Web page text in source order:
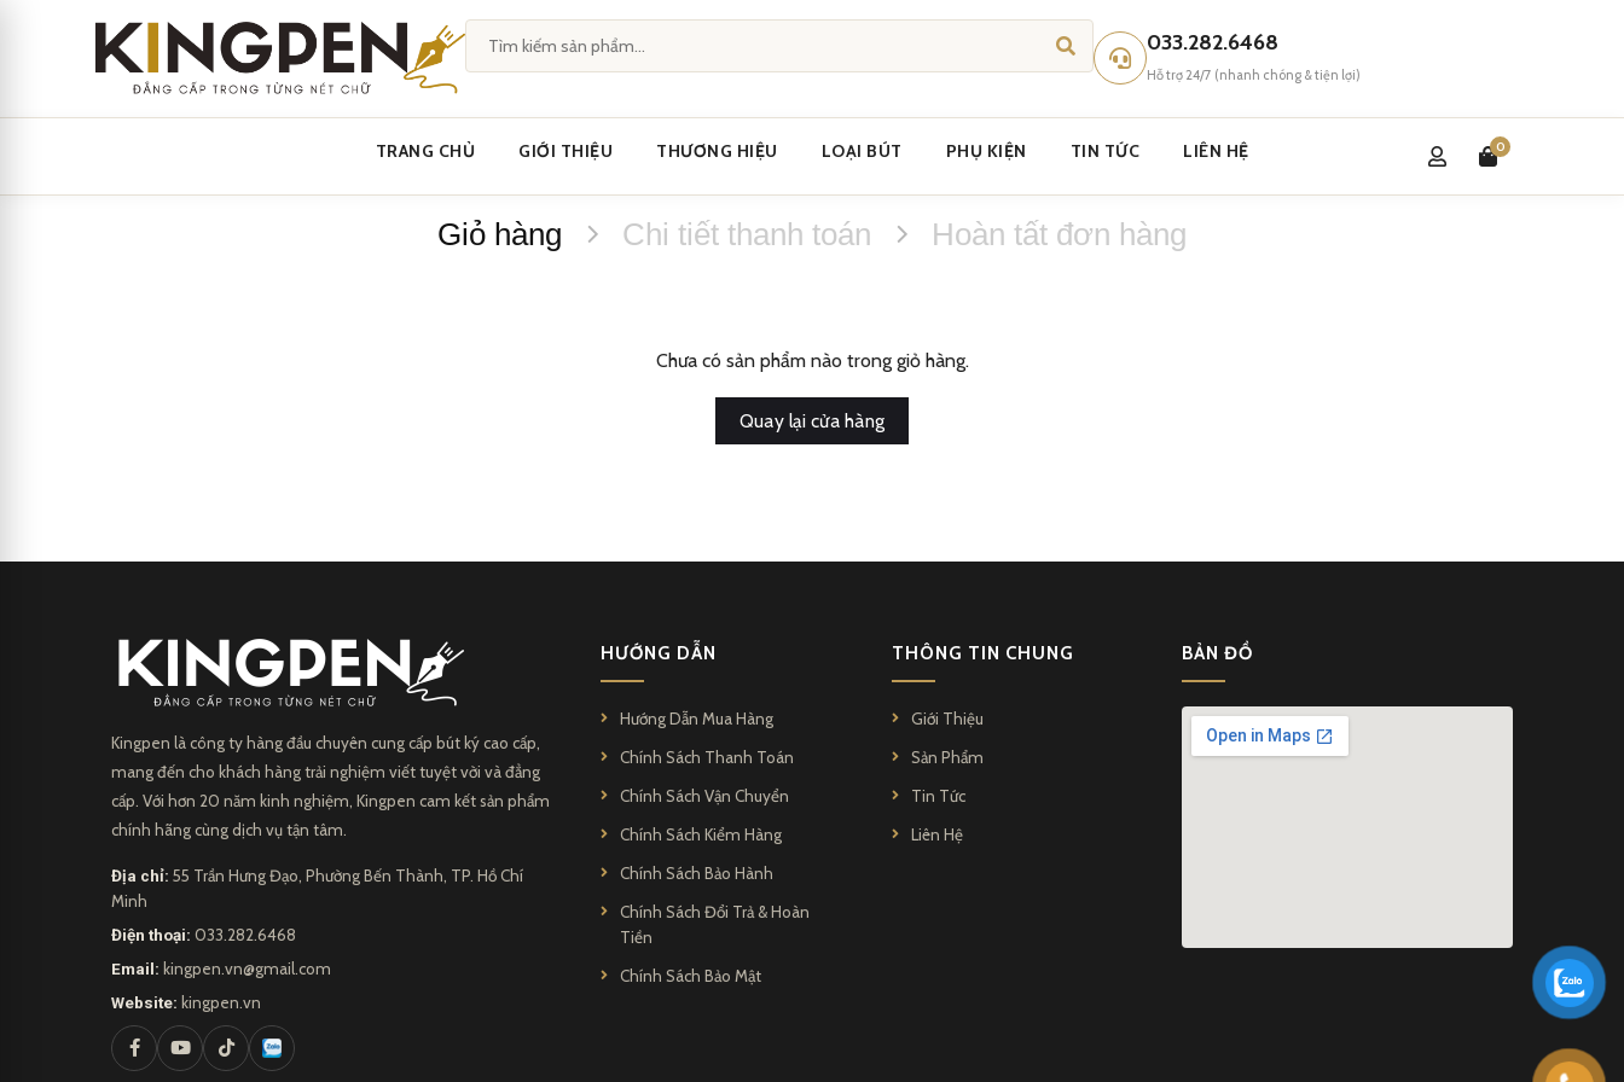
033.282.6468
Hỗ trợ 24/7 (nhanh chóng & tiện lợi)
TRANG CHỦ GIỚI THIỆU THƯƠNG HIỆU LOẠI BÚT PHỤ KIỆN TIN TỨC LIÊN HỆ 0
Giỏ hàng Chi tiết thanh toán Hoàn tất đơn hàng
Chưa có sản phẩm nào trong giỏ hàng.
Quay lại cửa hàng
Kingpen là công ty hàng đầu chuyên cung cấp bút ký cao cấp,
mang đến cho khách hàng trải nghiệm viết tuyệt vời và đẳng
cấp. Với hơn 20 năm kinh nghiệm, Kingpen cam kết sản phẩm
chính hãng cùng dịch vụ tận tâm.
Địa chỉ: 55 Trần Hưng Đạo, Phường Bến Thành, TP. Hồ Chí
Minh
Điện thoại: 033.282.6468
Email: kingpen.vn@gmail.com
Website: kingpen.vn
HƯỚNG DẪN
Hướng Dẫn Mua Hàng
Chính Sách Thanh Toán
Chính Sách Vận Chuyển
Chính Sách Kiểm Hàng
Chính Sách Bảo Hành
Chính Sách Đổi Trả & Hoàn
Tiền
Chính Sách Bảo Mật
THÔNG TIN CHUNG
Giới Thiệu
Sản Phẩm
Tin Tức
Liên Hệ
BẢN ĐỒ